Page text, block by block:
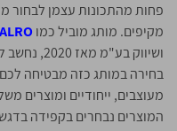
פחות מהתכונות עצמן לבחור
מקיפים. מותג מוביל כמו
ושיווק
בחירה במותג כזה מבטיחה
מעוצבים, ייחודיים ומוצרים
המוצרים נבחרים בקפידה בדגש